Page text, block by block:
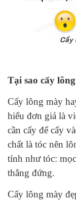
Cấy
Tại sao cấy
Cấy lông mày
hiểu đơn giả là
cần cấy để cấy
chất là tóc nên
tính như tóc:
thẳng đứng.
Cấy lông mày